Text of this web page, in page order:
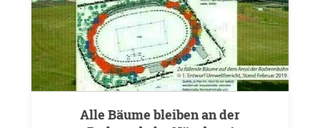
Alle Bäume bleiben an der